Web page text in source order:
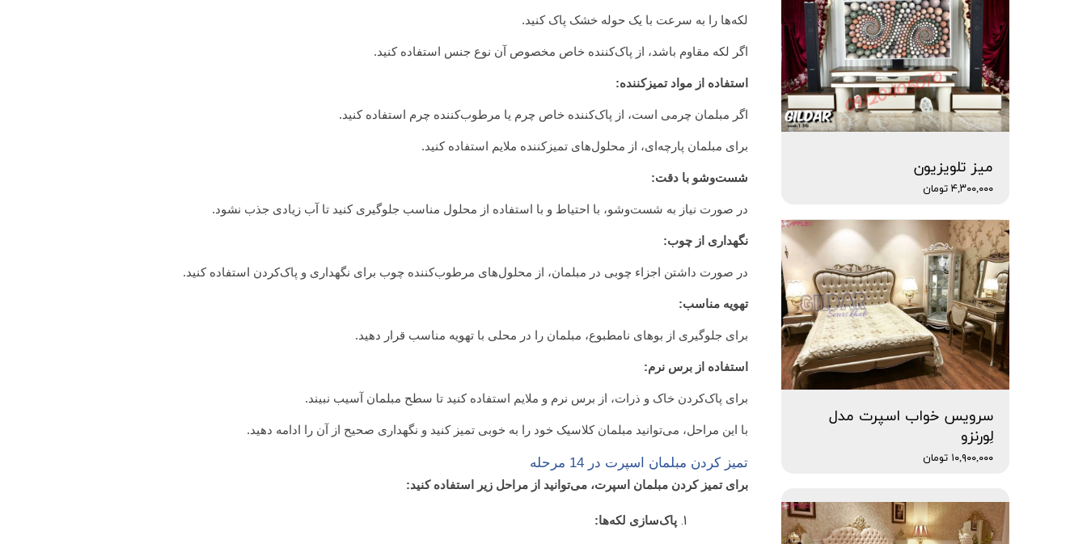
لکه‌ها را به سرعت با یک حوله خشک پاک کنید.
اگر لکه مقاوم باشد، از پاک‌کننده خاص مخصوص آن نوع جنس استفاده کنید.
استفاده از مواد تمیزکننده:
اگر مبلمان چرمی است، از پاک‌کننده خاص چرم یا مرطوب‌کننده چرم استفاده کنید.
برای مبلمان پارچه‌ای، از محلول‌های تمیزکننده ملایم استفاده کنید.
شست‌وشو با دقت:
در صورت نیاز به شست‌وشو، با احتیاط و با استفاده از محلول مناسب جلوگیری کنید تا آب زیادی جذب نشود.
نگهداری از چوب:
در صورت داشتن اجزاء چوبی در مبلمان، از محلول‌های مرطوب‌کننده چوب برای نگهداری و پاک‌کردن استفاده کنید.
تهویه مناسب:
برای جلوگیری از بوهای نامطبوع، مبلمان را در محلی با تهویه مناسب قرار دهید.
استفاده از برس نرم:
برای پاک‌کردن خاک و ذرات، از برس نرم و ملایم استفاده کنید تا سطح مبلمان آسیب نبیند.
با این مراحل، می‌توانید مبلمان کلاسیک خود را به خوبی تمیز کنید و نگهداری صحیح از آن را ادامه دهید.
تمیز کردن مبلمان اسپرت در 14 مرحله
برای تمیز کردن مبلمان اسپرت، می‌توانید از مراحل زیر استفاده کنید:
پاک‌سازی لکه‌ها:
میز تلویزیون
۴,۳۰۰,۰۰۰ تومان
سرویس خواب اسپرت مدل
لِورنزو
۱۰,۹۰۰,۰۰۰ تومان